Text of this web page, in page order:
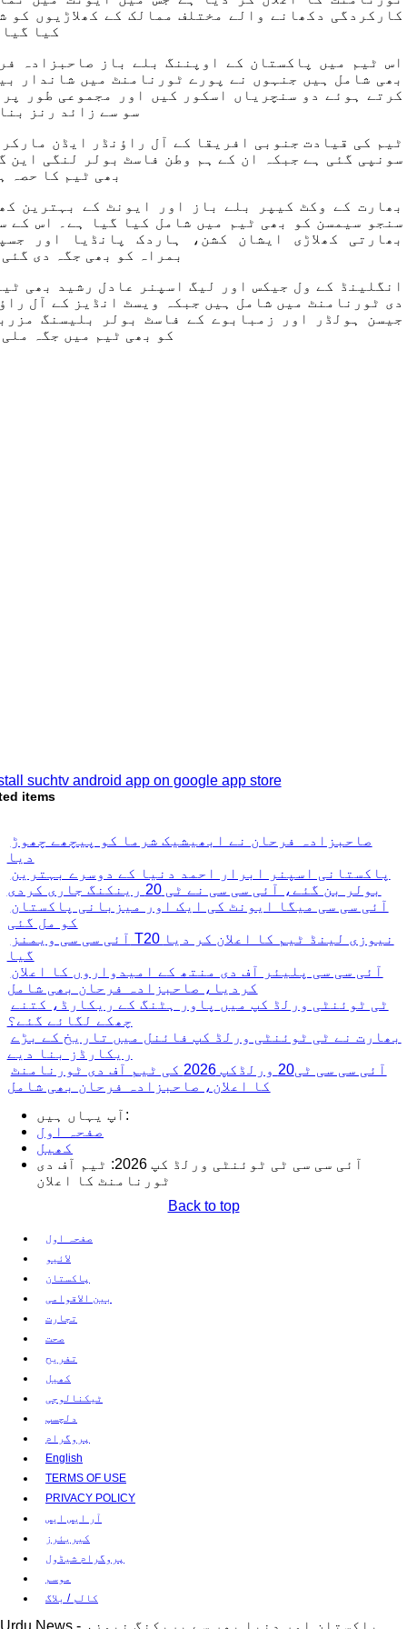
کارکردگی دکھانے والے مختلف ممالک کے کھلاڑیوں کو
کیا
اس ٹیم میں پاکستان کے اوپننگ بلے باز
صاحبزادہ
بھی شامل ہیں جنہوں نے پورے ٹورنامنٹ میں شاندار
کرتے ہوئے دو سنچریاں اسکور کیں اور مجموعی طور
سو سے زائد رنز
ٹیم کی قیادت جنوبی افریقا کے آل راؤنڈر
ایڈن
سونپی گئی ہے جبکہ ان کے ہم وطن فاسٹ بولر
لنگی این
بھی ٹیم کا حصہ
بھارت کے وکٹ کیپر بلے باز اور ایونٹ کے بہترین
سنجو سیمسن کو بھی ٹیم میں شامل کیا گیا ہے۔ اس کے
بھارتی کھلاڑی
ایشان کشن، ہاردک پانڈیا اور
بمراہ
کو بھی جگہ دی
انگلینڈ کے ول جیکساور لیگ اسپنر عادل رشید
بھی
دی ٹورنامنٹ میں شامل ہیں جبکہ ویسٹ انڈیز کے آل
جیسن ہولڈر
اور زمبابوے کے فاسٹ بولر
بلیسنگ
کو بھی ٹیم میں جگہ
items
صاحبزادہ فرحان نے ابھیشیک شرما کو پیچھے چھوڑ
دیا
پاکستانی اسپنر ابرار احمد دنیا کے دوسرے بہترین
بولر بن گئے، آئی سی سی نے ٹی 20 رینکنگ جاری کردی
آئی سی سی میگا ایونٹ کی ایک اور میزبانی پاکستان
کو مل گئی
آئی سی سی ویمنز T20 نیوزی لینڈ ٹیم کا اعلان کر دیا
گیا
آئی سی سی پلیئر آف دی منتھ کے امیدواروں کا اعلان
کردیا، صاحبزادہ فرحان بھی شامل
ٹی ٹوئنٹی ورلڈ کپ میں پاور ہٹنگ کے ریکارڈ، کتنے
چھکے لگائے گئے؟
بھارت نے ٹی ٹوئنٹی ورلڈ کپ فائنل میں تاریخ کے بڑے
ریکارڈز بنا دیے
آئی سی سی ٹی20 ورلڈکپ 2026 کی ٹیم آف دی ٹورنامنٹ
کا اعلان، صاحبزادہ فرحان بھی شامل
آپ یہاں ہیں:
صفحہ اول
کھیل
آئی سی سی ٹی ٹوئنٹی ورلڈ کپ 2026: ٹیم آف دی
ٹورنامنٹ کا اعلان
Back to top
صفحہ اول
لائیو
پاکستان
بین الاقوامی
تجارت
صحت
تفریح
کھیل
ٹیکنالوجی
دلچسپ
پروگرام
English
TERMS OF USE
PRIVACY POLICY
آر ایس ایس
کیریئرز
پروگرام شیڈول
موسم
کالم / بلاگ
Urdu News - پاکستان اور دنیا بھر سے بریکنگ نیوز،